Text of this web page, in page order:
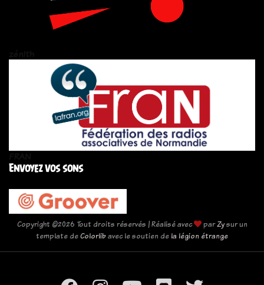
Envoyez vos sons
Copyright ©2026 Tout droits réservés | Réalisé avec parZysur un
template deColorlibavec le soutien de la légion étrange